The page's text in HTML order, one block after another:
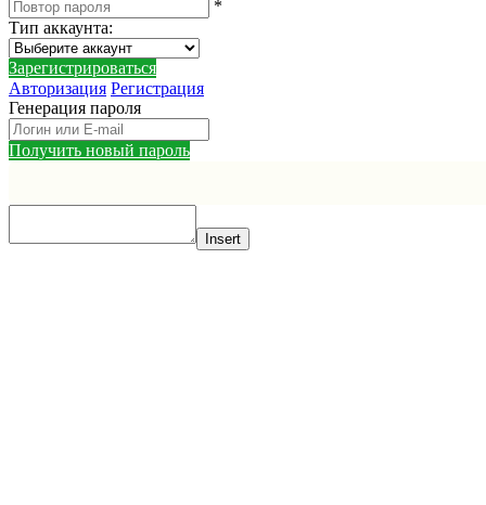
*
Тип аккаунта:
Зарегистрироваться
Авторизация Регистрация
Генерация пароля
Получить новый пароль
Insert